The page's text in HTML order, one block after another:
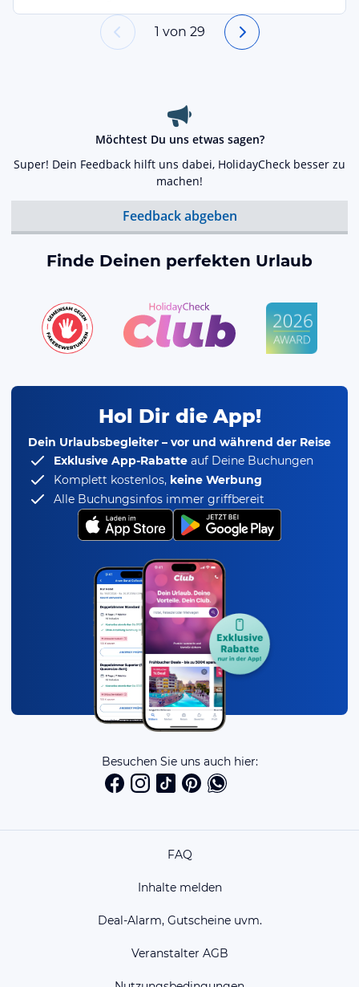
1 von 29
Möchtest Du uns etwas sagen?
Super! Dein Feedback hilft uns dabei, HolidayCheck besser zu
machen!
Feedback abgeben
Finde Deinen perfekten Urlaub
Hol Dir die App!
Dein Urlaubsbegleiter – vor und während der Reise
Exklusive App-Rabatte auf Deine Buchungen
Komplett kostenlos, keine Werbung
Alle Buchungsinfos immer griffbereit
Besuchen Sie uns auch hier:
FAQ
Inhalte melden
Deal-Alarm, Gutscheine uvm.
Veranstalter AGB